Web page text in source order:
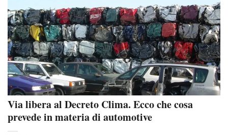
Via libera al Decreto Clima. Ecco che cosa
prevede in materia di automotive